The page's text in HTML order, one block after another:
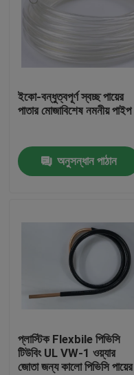
আমাদের সম্পর্কে
কারখানা ভ্রমণ
মান নিয়ন্ত্রণ
উদ্ধৃতির জন্য আবেদন
নমনীয় পিভিসি টিউবিং
ঢেউখেলান নমনীয় টিউবিং
ইকো-বন্ধুত্বপূর্ণ স্বচ্ছ পায়ের
পাতার মোজাবিশেষ নমনীয় পাইপ
অনুসন্ধান পাঠান
প্লাস্টিক Flexbile পিভিসি
টিউবিং UL VW-1 ওয়্যার
জোতা জন্য কালো পিভিসি পায়ের